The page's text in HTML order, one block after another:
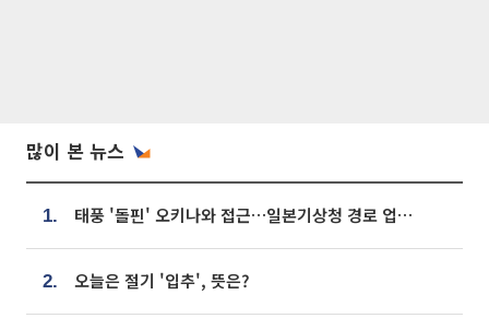
많이 본 뉴스
1. 태풍 '돌핀' 오키나와 접근…일본기상청 경로 업데이트
2. 오늘은 절기 '입추', 뜻은?